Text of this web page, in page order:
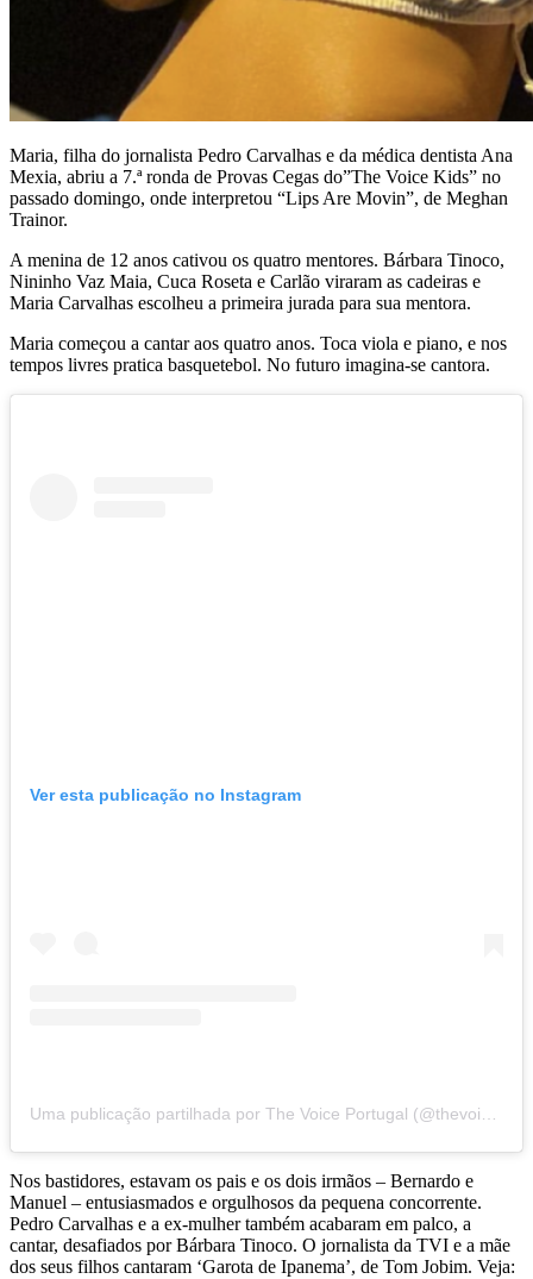
Maria, filha do jornalista Pedro Carvalhas e da médica dentista Ana
Mexia, abriu a 7.ª ronda de Provas Cegas do”The Voice Kids” no
passado domingo, onde interpretou “Lips Are Movin”, de Meghan
Trainor.
A menina de 12 anos cativou os quatro mentores. Bárbara Tinoco,
Nininho Vaz Maia, Cuca Roseta e Carlão viraram as cadeiras e
Maria Carvalhas escolheu a primeira jurada para sua mentora.
Maria começou a cantar aos quatro anos. Toca viola e piano, e nos
tempos livres pratica basquetebol. No futuro imagina-se cantora.
Ver esta publicação no Instagram
Nos bastidores, estavam os pais e os dois irmãos – Bernardo e
Manuel – entusiasmados e orgulhosos da pequena concorrente.
Pedro Carvalhas e a ex-mulher também acabaram em palco, a
cantar, desafiados por Bárbara Tinoco. O jornalista da TVI e a mãe
dos seus filhos cantaram ‘Garota de Ipanema’, de Tom Jobim. Veja: